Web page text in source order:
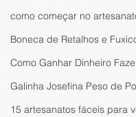
como começar no
Boneca de Retalhos e
Como Ganhar Dinheiro
Galinha Josefina Peso de
15 artesanatos fáceis para